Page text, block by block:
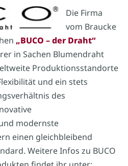
Die Firma
vom Braucke
„BUCO – der Draht“
in Sachen Blumendraht
Produktionsstandorte
und ein stets
des
modernste
einen gleichbleibend
Weitere Infos zu BUCO